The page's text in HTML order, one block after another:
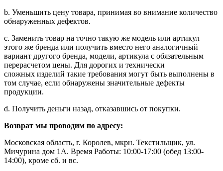
b. Уменьшить цену товара, принимая во внимание количество
обнаруженных дефектов.
c. Заменить товар на точно такую же модель или артикул
этого же бренда или получить вместо него аналогичный
вариант другого бренда, модели, артикула с обязательным
перерасчетом цены. Для дорогих и технически
сложных изделий такие требования могут быть выполнены в
том случае, если обнаружены значительные дефекты
продукции.
d. Получить деньги назад, отказавшись от покупки.
Возврат мы проводим по адресу:
Московская область, г. Королев, мкрн. Текстильщик, ул.
Мичурина дом 1А. Время Работы: 10:00-17:00 (обед 13:00-
14:00), кроме сб. и вс.